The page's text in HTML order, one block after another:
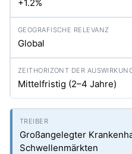
+1.2%
Global
Mittelfristig (2–4 Jahre)
Großangelegter
Schwellenmärkten